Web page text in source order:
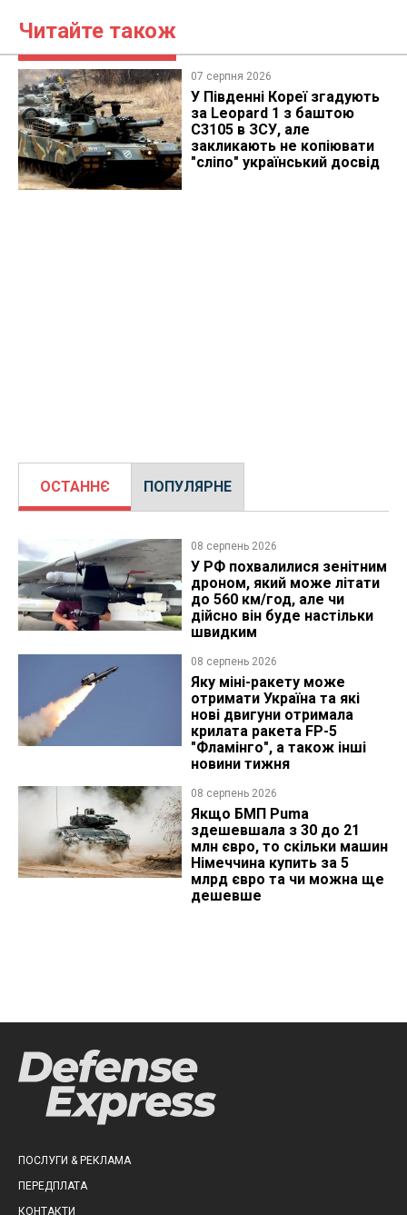
Читайте також
07 серпня 2026
У Південні Кореї згадують
за Leopard 1 з баштою
C3105 в ЗСУ, але
закликають не копіювати
"сліпо" український досвід
ОСТАННЄ ПОПУЛЯРНЕ
08 серпень 2026
У РФ похвалилися зенітним
дроном, який може літати
до 560 км/год, але чи
дійсно він буде настільки
швидким
08 серпень 2026
Яку міні-ракету може
отримати Україна та які
нові двигуни отримала
крилата ракета FP-5
"Фламінго", а також інші
новини тижня
08 серпень 2026
Якщо БМП Puma
здешевшала з 30 до 21
млн євро, то скільки машин
Німеччина купить за 5
млрд євро та чи можна ще
дешевше
ПОСЛУГИ & РЕКЛАМА
ПЕРЕДПЛАТА
КОНТАКТИ